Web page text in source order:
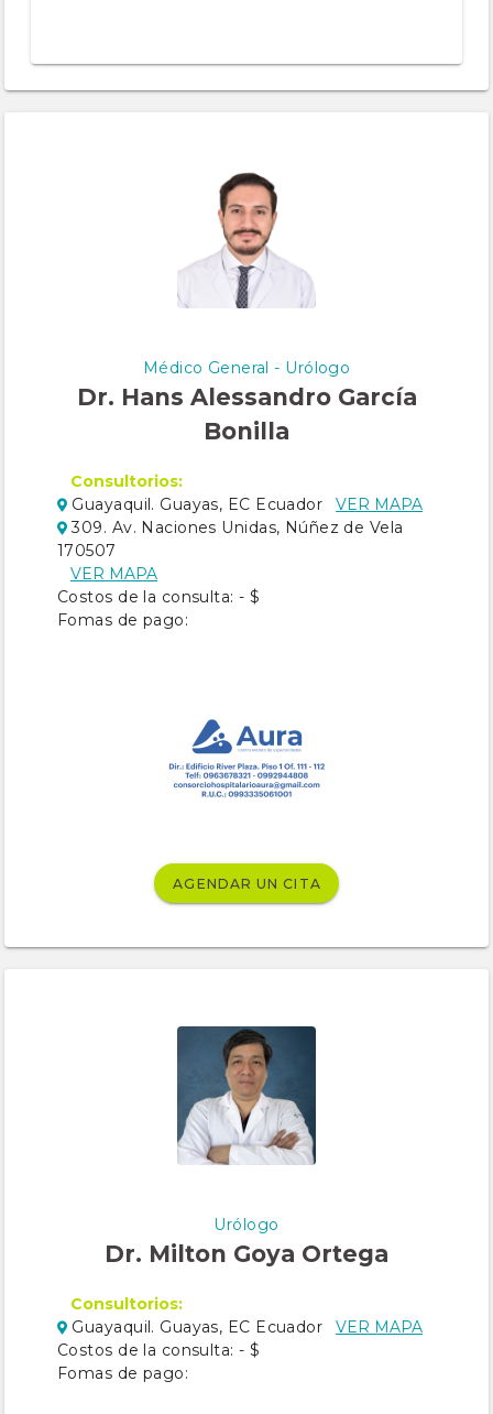
Médico General - Urólogo
Dr. Hans Alessandro García
Bonilla
Consultorios:
Guayaquil. Guayas, EC Ecuador
VER MAPA
309. Av. Naciones Unidas, Núñez de Vela
170507
VER MAPA
Costos de la consulta: - $
Fomas de pago:
AGENDAR UN CITA
Urólogo
Dr. Milton Goya Ortega
Consultorios:
Guayaquil. Guayas, EC Ecuador
VER MAPA
Costos de la consulta: - $
Fomas de pago: